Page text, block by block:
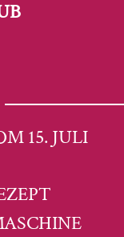
15. JULI